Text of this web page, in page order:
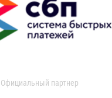
Официальный партнер